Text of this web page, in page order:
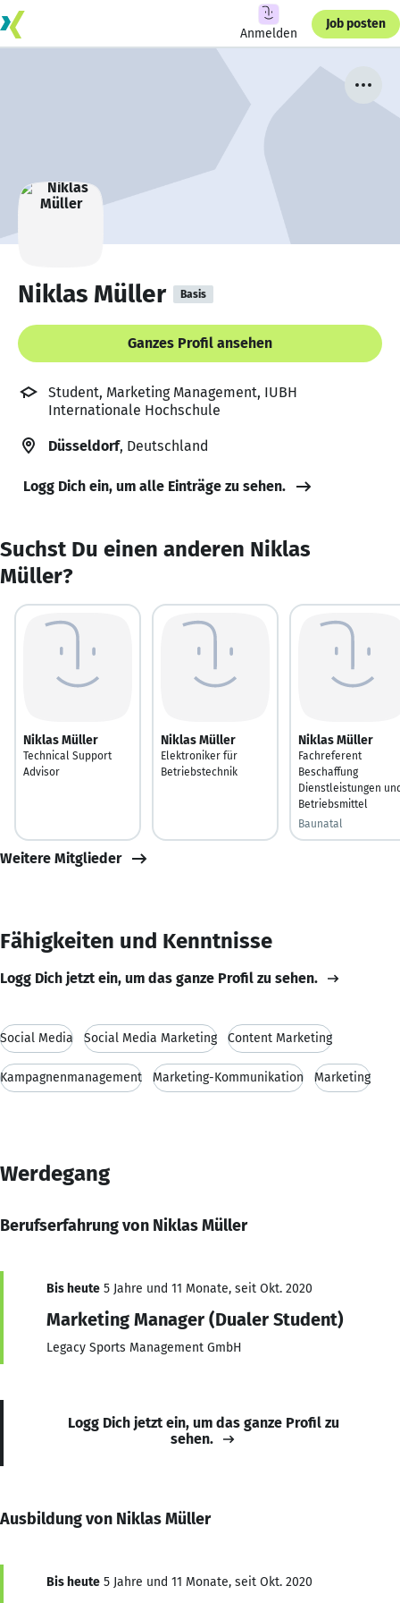
Anmelden
Job posten
Niklas Müller Basis
Ganzes Profil ansehen
Student, Marketing Management, IUBH
Internationale Hochschule
Düsseldorf, Deutschland
Logg Dich ein, um alle Einträge zu sehen.
Suchst Du einen anderen Niklas
Müller?
Niklas Müller
Technical Support
Advisor
Niklas Müller
Elektroniker für
Betriebstechnik
Niklas Müller
Fachreferent
Beschaffung
Dienstleistungen
Betriebsmittel
Baunatal
Weitere Mitglieder
Fähigkeiten und Kenntnisse
Logg Dich jetzt ein, um das ganze Profil zu sehen.
Social Media Social Media Marketing Content Marketing
Kampagnenmanagement Marketing-Kommunikation Marketing
Werdegang
Berufserfahrung von Niklas Müller
Bis heute 5 Jahre und 11 Monate, seit Okt. 2020
Marketing Manager (Dualer Student)
Legacy Sports Management GmbH
Logg Dich jetzt ein, um das ganze Profil zu
sehen.
Ausbildung von Niklas Müller
Bis heute 5 Jahre und 11 Monate, seit Okt. 2020